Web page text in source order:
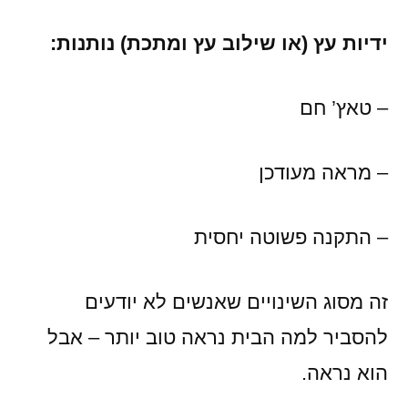
ידיות עץ (או שילוב עץ ומתכת) נותנות:
– טאץ’ חם
– מראה מעודכן
– התקנה פשוטה יחסית
זה מסוג השינויים שאנשים לא יודעים
להסביר למה הבית נראה טוב יותר – אבל
הוא נראה.